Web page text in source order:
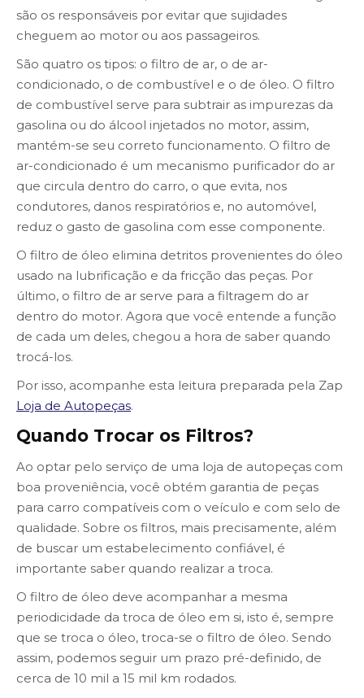
são os responsáveis por evitar que sujidades
cheguem ao motor ou aos passageiros.
São quatro os tipos: o filtro de ar, o de ar-
condicionado, o de combustível e o de óleo. O filtro
de combustível serve para subtrair as impurezas da
gasolina ou do álcool injetados no motor, assim,
mantém-se seu correto funcionamento. O filtro de
ar-condicionado é um mecanismo purificador do ar
que circula dentro do carro, o que evita, nos
condutores, danos respiratórios e, no automóvel,
reduz o gasto de gasolina com esse componente.
O filtro de óleo elimina detritos provenientes do óleo
usado na lubrificação e da fricção das peças. Por
último, o filtro de ar serve para a filtragem do ar
dentro do motor. Agora que você entende a função
de cada um deles, chegou a hora de saber quando
trocá-los.
Por isso, acompanhe esta leitura preparada pela Zap
Loja de Autopeças.
Quando Trocar os Filtros?
Ao optar pelo serviço de uma loja de autopeças com
boa proveniência, você obtém garantia de peças
para carro compatíveis com o veículo e com selo de
qualidade. Sobre os filtros, mais precisamente, além
de buscar um estabelecimento confiável, é
importante saber quando realizar a troca.
O filtro de óleo deve acompanhar a mesma
periodicidade da troca de óleo em si, isto é, sempre
que se troca o óleo, troca-se o filtro de óleo. Sendo
assim, podemos seguir um prazo pré-definido, de
cerca de 10 mil a 15 mil km rodados.